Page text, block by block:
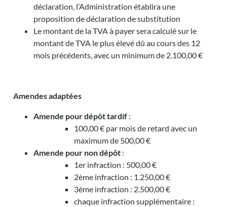
déclaration, l’Administration établira une
proposition de déclaration de substitution
Le montant de la TVA à payer sera calculé sur le
montant de TVA le plus élevé dû au cours des 12
mois précédents, avec un minimum de 2.100,00 €
Amendes adaptées
Amende pour dépôt tardif :
100,00 € par mois de retard avec un
maximum de 500,00 €
Amende pour non dépôt :
1er infraction : 500,00 €
2ème infraction : 1.250,00 €
3ème infraction : 2.500,00 €
chaque infraction supplémentaire :